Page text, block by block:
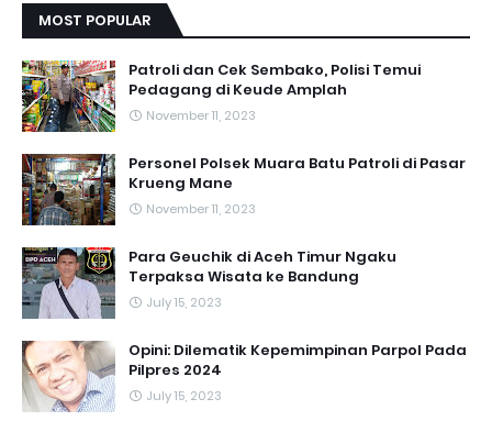
MOST POPULAR
Patroli dan Cek Sembako, Polisi Temui
Pedagang di Keude Amplah
November 11, 2023
Personel Polsek Muara Batu Patroli di Pasar
Krueng Mane
November 11, 2023
Para Geuchik di Aceh Timur Ngaku
Terpaksa Wisata ke Bandung
July 15, 2023
Opini: Dilematik Kepemimpinan Parpol Pada
Pilpres 2024
July 15, 2023